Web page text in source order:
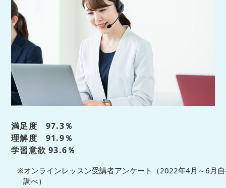
満足度 97.3％
理解度 91.9％
学習意欲 93.6％
※オンラインレッスン受講者アンケート（2022年4月～6月
調べ）